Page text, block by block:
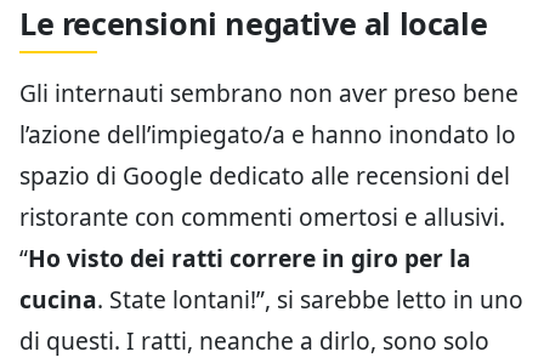
Le recensioni negative al locale
Gli internauti sembrano non aver preso bene
l’azione dell’impiegato/a e hanno inondato lo
spazio di Google dedicato alle recensioni del
ristorante con commenti omertosi e allusivi.
“Ho visto dei ratti correre in giro per la
cucina. State lontani!”, si sarebbe letto in uno
di questi. I ratti, neanche a dirlo, sono solo